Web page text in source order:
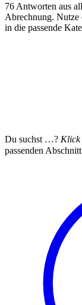
76 Antworten aus
Abrechnung. Nutze
in die passende
Du suchst …? Klick
passenden